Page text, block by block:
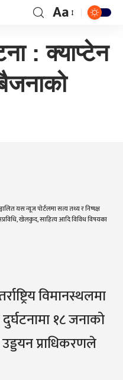
Aa
: क्याप्टेन
यस न्यूज पोर्टलमा सत्य तथ्य र निष्पक्ष
खेलकुद, साहित्य आदि विविध विषयका
विमानस्थलमा
१८ जनाको
प्राधिकरणले